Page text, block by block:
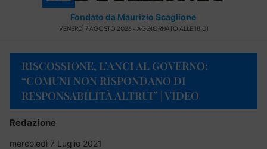
Fondato da Maurizio Scaglione
VENERDÌ 7 AGOSTO 2026 - AGGIORNATO ALLE 18:01
RISCOSSIONE, L’ANCI AL GOVERNO:
“COMUNI NON RISPONDANO DI
RESPONSABILITÀ ALTRUI” | VIDEO
Redazione
mercoledì 7 Luglio 2021